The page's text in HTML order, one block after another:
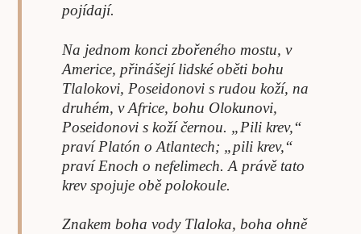
pojídají.
Na jednom konci zbořeného mostu, v
Americe, přinášejí lidské oběti bohu
Tlalokovi, Poseidonovi s rudou koží, na
druhém, v Africe, bohu Olokunovi,
Poseidonovi s koží černou. „Pili krev,“
praví Platón o Atlantech; „pili krev,“
praví Enoch o nefelimech. A právě tato
krev spojuje obě polokoule.
Znakem boha vody Tlaloka, boha ohně